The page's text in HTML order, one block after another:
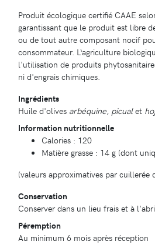
Produit écologique certifié CAAE
garantissant que le produit est libre
ou de tout autre composant nocif
consommateur. L‘agriculture
l'utilisation de produits
ni d'engrais chimiques.
Ingrédients
Huile d'olives arbéquine, picualet
Information nutritionnelle
Calories : 120
Matière grasse : 14 g (dont
(valeurs approximatives par cuillerée
Conservation
Conserver dans un lieu frais et à
Péremption
Au minimum 6 mois après réception